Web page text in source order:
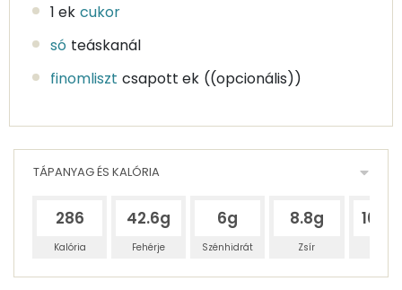
1 ek cukor
só teáskanál
finomliszt csapott ek ((opcionális))
TÁPANYAG ÉS KALÓRIA
286
Kalória
42.6g
Fehérje
6g
Szénhidrát
8.8g
Zsír